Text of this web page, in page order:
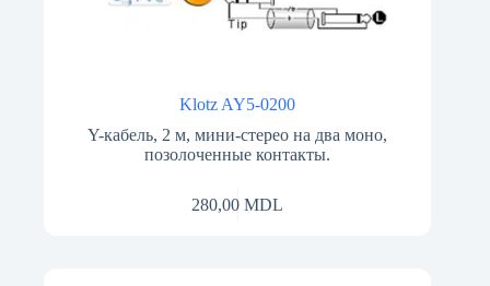
Klotz AY5-0200
Y-кабель, 2 м, мини-стерео на два моно,
позолоченные контакты.
280,00MDL